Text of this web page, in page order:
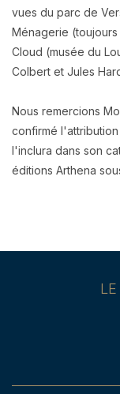
vues du parc de
Ménagerie
Cloud (musée du
Colbert et Jules
Nous remercions
confirmé
l'inclura dans son
éditions Arthena